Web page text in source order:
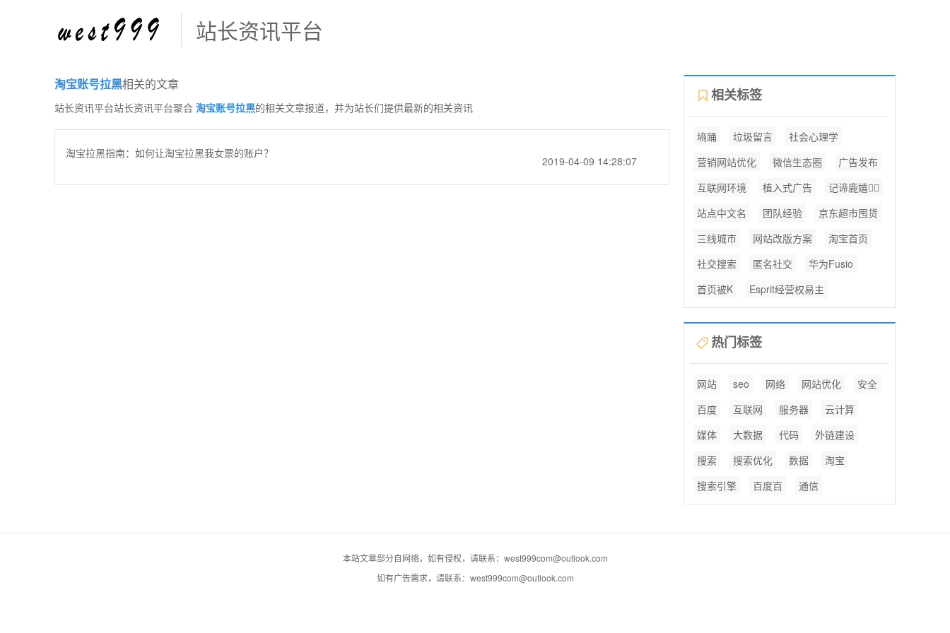
站长资讯平台
淘宝账号拉黑相关的文章
站长资讯平台站长资讯平台聚合 淘宝账号拉黑的相关文章报道，并为站长们提供最新的相关资讯
淘宝拉黑指南：如何让淘宝拉黑我女票的账户？
2019-04-09 14:28:07
相关标签
墒踊 垃圾留言
社会心理学
营销网站优化
微信生态圈
广告发布
互联网环境
植入式广告
记谛鹿嬉
站点中文名
团队经验
京东超市囤货
三线城市
网站改版方案
淘宝首页
社交搜索
匿名社交
华为Fusio
首页被K
Esprit经营权易主
热门标签
网站 seo 网络 网站优化
安全
百度
互联网 服务器
云计算
媒体
大数据 代码
外链建设
搜索
搜索优化 数据
淘宝
搜索引擎
百度百 通信
本站文章部分自网络，如有侵权，请联系：west999com@outlook.com
如有广告需求，请联系：west999com@outlook.com